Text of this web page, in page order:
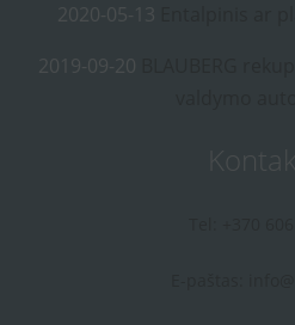
2020-05-13
2019-09-20